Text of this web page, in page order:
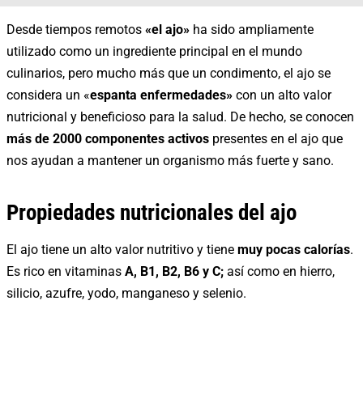
Desde tiempos remotos «el ajo» ha sido ampliamente
utilizado como un ingrediente principal en el mundo
culinarios, pero mucho más que un condimento, el ajo se
considera un «espanta enfermedades» con un alto valor
nutricional y beneficioso para la salud. De hecho, se conocen
más de 2000 componentes activos presentes en el ajo que
nos ayudan a mantener un organismo más fuerte y sano.
Propiedades nutricionales del ajo
El ajo tiene un alto valor nutritivo y tiene muy pocas calorías.
Es rico en vitaminas A, B1, B2, B6 y C; así como en hierro,
silicio, azufre, yodo, manganeso y selenio.